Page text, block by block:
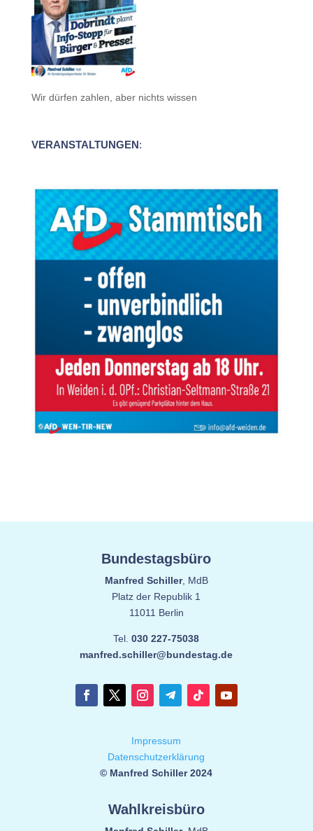
Wir dürfen zahlen, aber nichts wissen
VERANSTALTUNGEN:
Bundestagsbüro
Manfred Schiller, MdB
Platz der Republik 1
11011 Berlin
Tel.030 227-75038
manfred.schiller@bundestag.de
Impressum
Datenschutzerklärung
© Manfred Schiller 2024
Wahlkreisbüro